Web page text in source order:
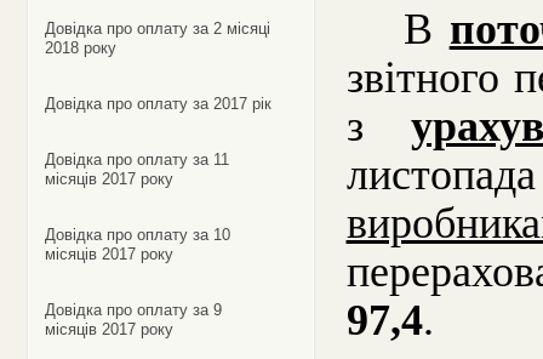
Довідка про оплату за 2 місяці
2018 року
Довідка про оплату за 2017 рік
Довідка про оплату за 11
місяців 2017 року
Довідка про оплату за 10
місяців 2017 року
Довідка про оплату за 9
місяців 2017 року
В
звітного
з
97,4.